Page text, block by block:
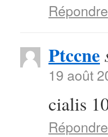
Répondre
Ptccne
19 août
cialis
Répondre